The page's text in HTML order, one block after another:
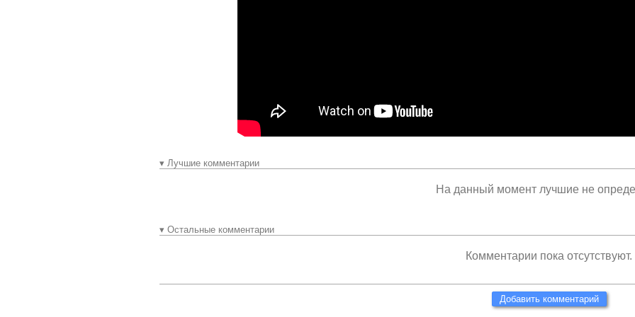
▾ Лучшие комментарии
На данный момент лучшие не
▾ Остальные комментарии
Комментарии пока отсутствуют.
Добавить комментарий